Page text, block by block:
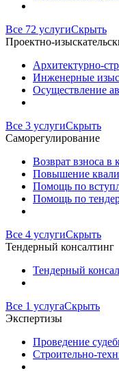
Все 72 услугиСкрыть
Проектно-
Архитектурно-
Инженерные
Осуществление
Все 3 услугиСкрыть
Саморегулирование
Возврат взноса
Повышение
Помощь по
Помощь по
Все 4 услугиСкрыть
Тендерный консалтинг
Тендерный
Все 1 услугаСкрыть
Экспертизы
Проведение
Строительно-